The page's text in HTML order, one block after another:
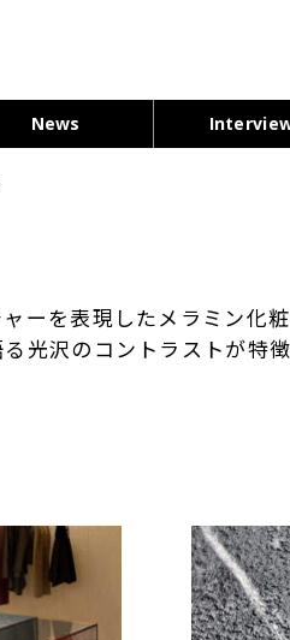
News
ーを表現したメラミン化
光沢のコントラ ストが特徴